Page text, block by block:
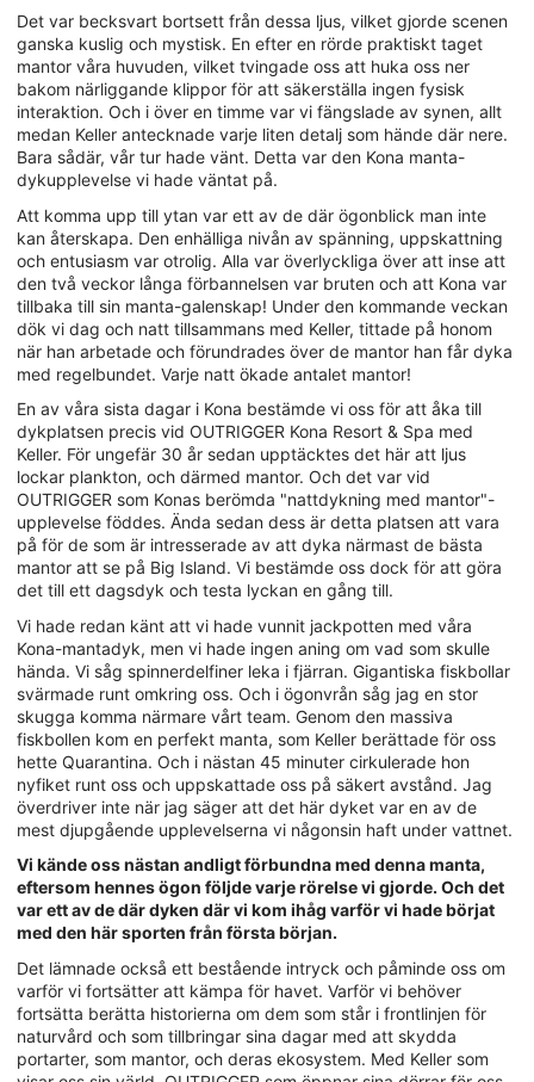
Det var becksvart bortsett från dessa ljus, vilket gjorde scenen
ganska kuslig och mystisk. En efter en rörde praktiskt taget
mantor våra huvuden, vilket tvingade oss att huka oss ner
bakom närliggande klippor för att säkerställa ingen fysisk
interaktion. Och i över en timme var vi fängslade av synen, allt
medan Keller antecknade varje liten detalj som hände där nere.
Bara sådär, vår tur hade vänt. Detta var den Kona manta-
dykupplevelse vi hade väntat på.
Att komma upp till ytan var ett av de där ögonblick man inte
kan återskapa. Den enhälliga nivån av spänning, uppskattning
och entusiasm var otrolig. Alla var överlyckliga över att inse att
den två veckor långa förbannelsen var bruten och att Kona var
tillbaka till sin manta-galenskap! Under den kommande veckan
dök vi dag och natt tillsammans med Keller, tittade på honom
när han arbetade och förundrades över de mantor han får dyka
med regelbundet. Varje natt ökade antalet mantor!
En av våra sista dagar i Kona bestämde vi oss för att åka till
dykplatsen precis vid OUTRIGGER Kona Resort & Spa med
Keller. För ungefär 30 år sedan upptäcktes det här att ljus
lockar plankton, och därmed mantor. Och det var vid
OUTRIGGER som Konas berömda "nattdykning med mantor"-
upplevelse föddes. Ända sedan dess är detta platsen att vara
på för de som är intresserade av att dyka närmast de bästa
mantor att se på Big Island. Vi bestämde oss dock för att göra
det till ett dagsdyk och testa lyckan en gång till.
Vi hade redan känt att vi hade vunnit jackpotten med våra
Kona-mantadyk, men vi hade ingen aning om vad som skulle
hända. Vi såg spinnerdelfiner leka i fjärran. Gigantiska fiskbollar
svärmade runt omkring oss. Och i ögonvrån såg jag en stor
skugga komma närmare vårt team. Genom den massiva
fiskbollen kom en perfekt manta, som Keller berättade för oss
hette Quarantina. Och i nästan 45 minuter cirkulerade hon
nyfiket runt oss och uppskattade oss på säkert avstånd. Jag
överdriver inte när jag säger att det här dyket var en av de
mest djupgående upplevelserna vi någonsin haft under vattnet.
Vi kände oss nästan andligt förbundna med denna manta,
eftersom hennes ögon följde varje rörelse vi gjorde. Och det
var ett av de där dyken där vi kom ihåg varför vi hade börjat
med den här sporten från första början.
Det lämnade också ett bestående intryck och påminde oss om
varför vi fortsätter att kämpa för havet. Varför vi behöver
fortsätta berätta historierna om dem som står i frontlinjen för
naturvård och som tillbringar sina dagar med att skydda
portarter, som mantor, och deras ekosystem. Med Keller som